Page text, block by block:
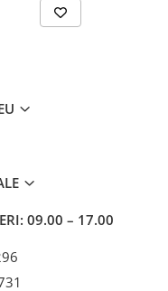
09.00 – 17.00